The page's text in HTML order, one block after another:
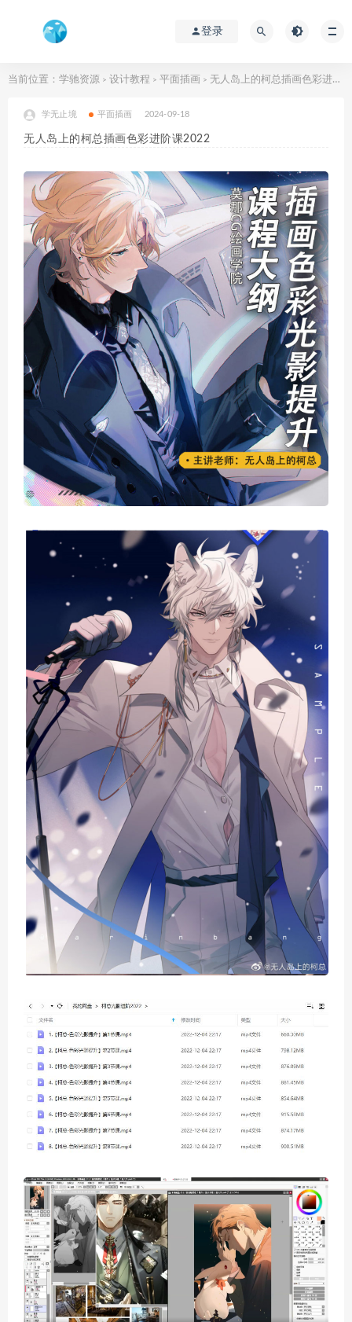
登录
当前位置： 学驰资源 > 设计教程 > 平面插画 > 无人岛上的柯总插画色彩进阶课2022
学无止境 平面插画 2024-09-18
无人岛上的柯总插画色彩进阶课2022